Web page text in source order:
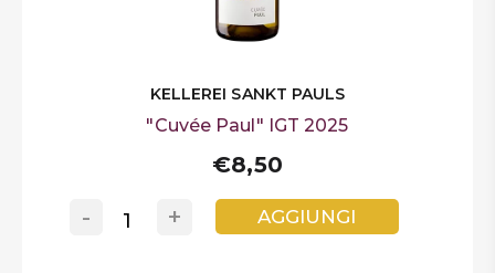
KELLEREI SANKT PAULS
"Cuvée Paul" IGT 2025
€8,50
+
- AGGIUNGI